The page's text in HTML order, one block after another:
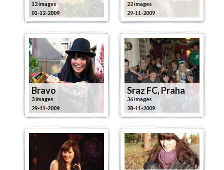
12 images
01-12-2009
22 images
29-11-2009
Bravo
3 images
29-11-2009
Sraz FC, Praha
36 images
28-11-2009